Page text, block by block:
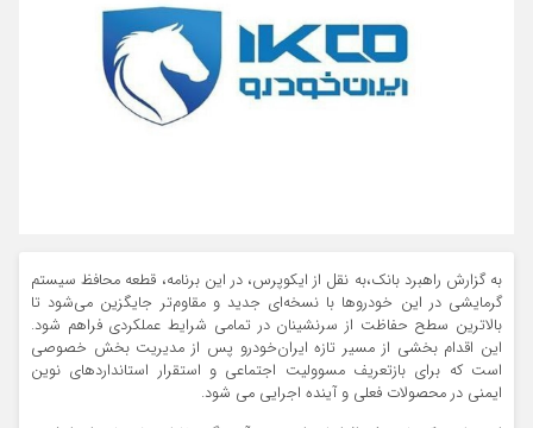
به گزارش راهبرد بانک،به نقل از ایکوپرس، در این برنامه، قطعه محافظ سیستم
گرمایشی در این خودروها با نسخه‌ای جدید و مقاوم‌تر جایگزین می‌شود تا
بالاترین سطح حفاظت از سرنشینان در تمامی شرایط عملکردی فراهم شود.
این اقدام بخشی از مسیر تازه‌ ایران‌خودرو پس از مدیریت بخش خصوصی
است که برای بازتعریف مسوولیت اجتماعی و استقرار استانداردهای نوین
ایمنی در محصولات فعلی و آینده اجرایی می شود.